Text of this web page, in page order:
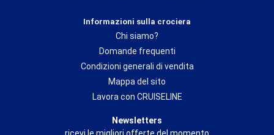
Informazioni sulla crociera
Chi siamo?
Domande frequenti
Condizioni generali di vendita
Mappa del sito
Lavora con CRUISELINE
Newsletters
ricevi le migliori offerte del momento